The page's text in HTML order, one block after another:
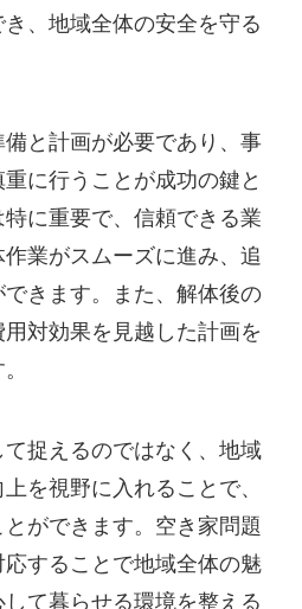
、地域全体の安全を守る
と計画が必要であり、事
に行うことが成功の鍵と
に重要で、信頼できる業
業がスムーズに進み、追
きます。また、解体後の
対効果を見越した計画を
捉えるのではなく、地域
を視野に入れることで、
ができます。空き家問題
することで地域全体の魅
て暮らせる環境を整える